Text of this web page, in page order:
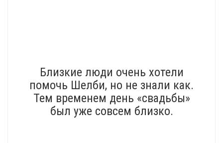
Близкие люди очень хотели
помочь Шелби, но не знали как.
Тем временем день «свадьбы»
был уже совсем близко.